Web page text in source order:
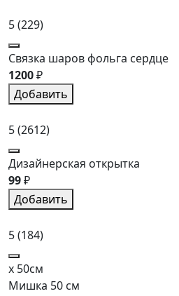
5(229)
Связка шаров фольга сердце
1200₽
Добавить
5(2612)
Дизайнерская открытка
99₽
Добавить
5(184)
x 50см
Мишка 50 см